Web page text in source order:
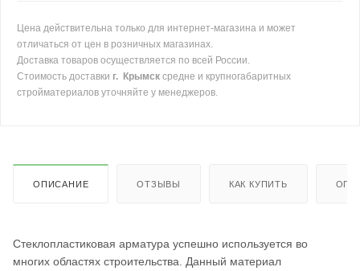
Цена действительна только для интернет-магазина и может
отличаться от цен в розничных магазинах.
Доставка товаров осуществляется по всей России.
Стоимость доставки г. Крымск средне и крупногабаритных
стройматериалов уточняйте у менеджеров.
ОПИСАНИЕ ОТЗЫВЫ КАК КУПИТЬ
Стеклопластиковая арматура успешно используется во
многих областях строительства. Данный материал